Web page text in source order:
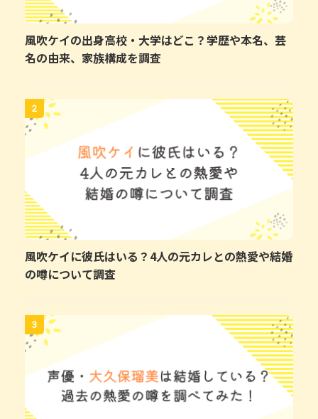
風吹ケイの出身高校・大学はどこ？学歴や本名、芸
名の由来、家族構成を調査
2
風吹ケイに彼氏はいる？4人の元カレとの熱愛や結婚
の噂について調査
3